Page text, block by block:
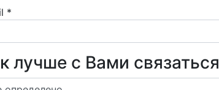
*
лучше с Вами связаться